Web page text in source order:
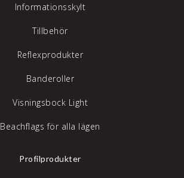
Informationsskylt
Tillbehör
Reflexprodukter
Banderoller
Visningsbock Light
Beachflags för alla lägen
Profilprodukter